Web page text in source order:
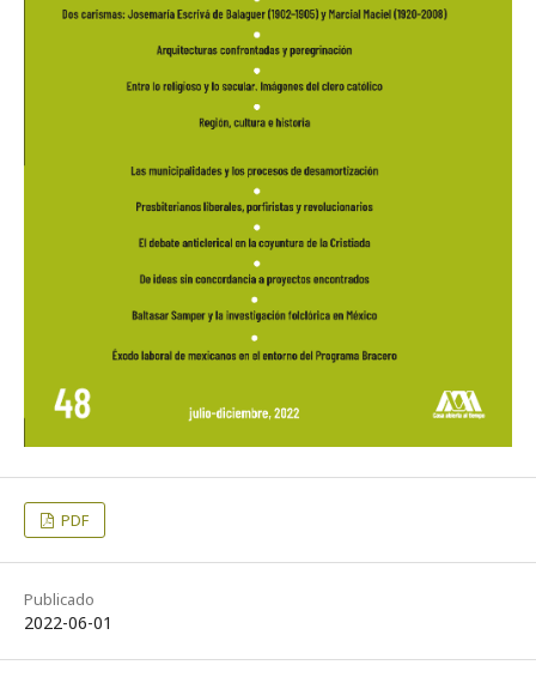
PDF
Publicado
2022-06-01